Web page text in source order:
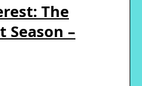
The
Season –